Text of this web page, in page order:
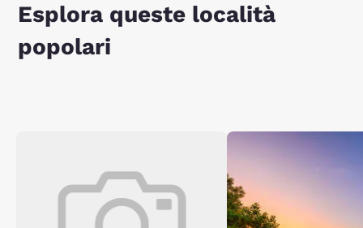
Esplora queste località
popolari